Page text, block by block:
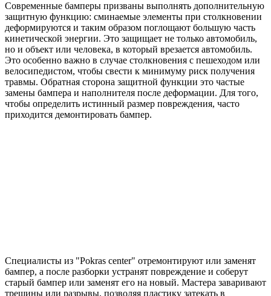
Современные бамперы призваны выполнять дополнительную
защитную функцию: сминаемые элементы при столкновении
деформируются и таким образом поглощают большую часть
кинетической энергии. Это защищает не только автомобиль,
но и объект или человека, в который врезается автомобиль.
Это особенно важно в случае столкновения с пешеходом или
велосипедистом, чтобы свести к минимуму риск получения
травмы. Обратная сторона защитной функции это частые
замены бампера и наполнителя после деформации. Для того,
чтобы определить истинный размер повреждения, часто
приходится демонтировать бампер.
Специалисты из "Pokras center" отремонтируют или заменят
бампер, а после разборки устранят повреждение и соберут
старый бампер или заменят его на новый. Мастера заваривают
трещины или разрывы, позволяя пластику затекать в